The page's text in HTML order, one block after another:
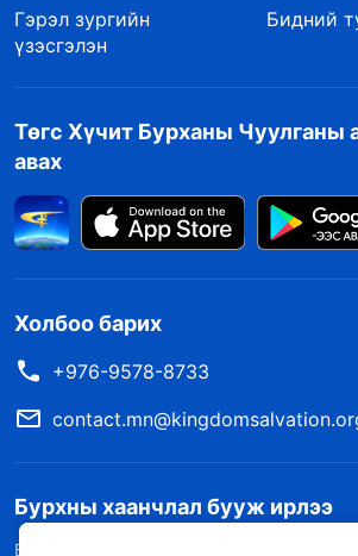
Гэрэл зургийн
үзэсгэлэн
Бидний
Төгс Хүчит Бурханы Чуулганы
авах
Холбоо барих
+976-9578-8733
Бурхны хаанчлал бууж ирлээ
Бурханы хаанчлал дэлхий дээр бууж